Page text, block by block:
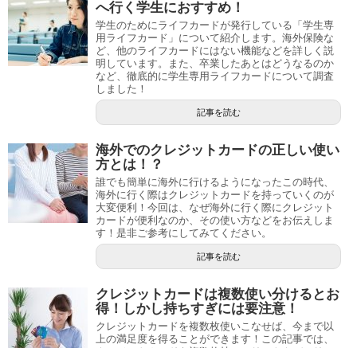
へ行く学生におすすめ！
学生のためにライフカードが発行している「学生専
用ライフカード」について紹介します。海外保険な
ど、他のライフカードにはない機能などを詳しく説
明しています。また、卒業したあとはどうなるのか
など、徹底的に学生専用ライフカードについて調査
しました！
記事を読む
海外でのクレジットカードの正しい使い
方とは！？
誰でも簡単に海外に行けるようになったこの時代、
海外に行く際はクレジットカードを持っていくのが
大変便利！今回は、なぜ海外に行く際にクレジット
カードが便利なのか、その使い方などをお伝えしま
す！是非ご参考にしてみてください。
記事を読む
クレジットカードは複数使い分けるとお
得！しかし持ちすぎには要注意！
クレジットカードを複数枚使いこなせば、今まで以
上の満足度を得ることができます！この記事では、